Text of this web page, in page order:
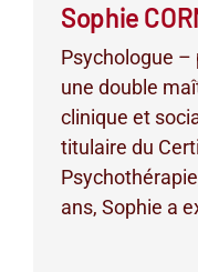
Sophie
Psychologue
une double
clinique et
titulaire du
ans, Sophie a